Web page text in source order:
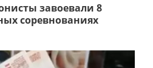
завоевали 8
соревнованиях